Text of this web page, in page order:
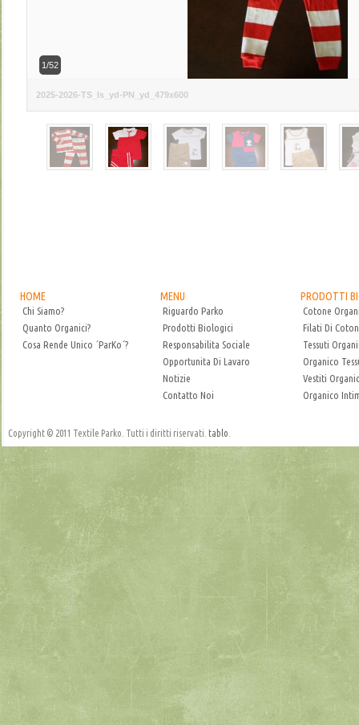
1/52
HOME
Chi Siamo?
Quanto Organici?
Cosa Rende Unico ´ParKo´?
MENU
Riguardo Parko
Prodotti Biologici
Responsabilita Sociale
Opportunita Di Lavaro
Notizie
Contatto Noi
PRODOTTI
Cotone
Filati Di
Tessuti
Organico
Vestiti
Organico
Copyright © 2011 Textile Parko. Tutti i diritti riservati. tablo